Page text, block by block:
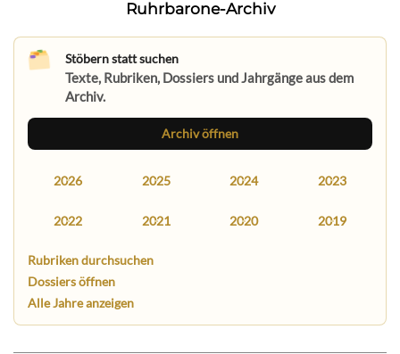
Ruhrbarone-Archiv
Stöbern statt suchen
Texte, Rubriken, Dossiers und Jahrgänge aus dem
Archiv.
Archiv öffnen
2026 2025 2024 2023
2022 2021 2020 2019
Rubriken durchsuchen
Dossiers öffnen
Alle Jahre anzeigen